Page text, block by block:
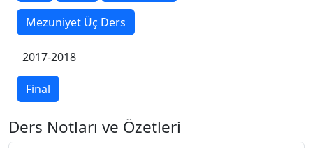
Mezuniyet Üç Ders
2017-2018
Final
Ders Notları ve Özetleri